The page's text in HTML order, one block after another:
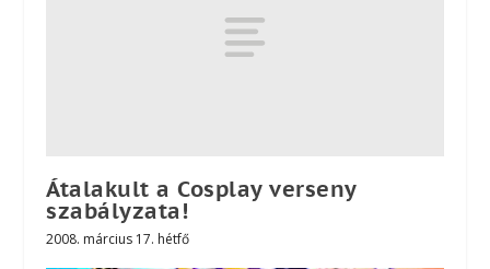
Átalakult a Cosplay verseny
szabályzata!
2008. március 17. hétfő